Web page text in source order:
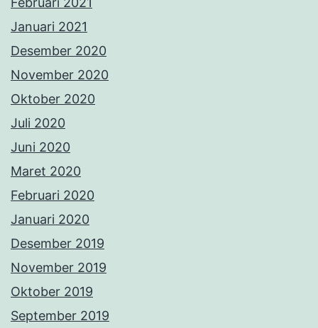
Januari 2021
Desember 2020
November 2020
Oktober 2020
Juli 2020
Juni 2020
Maret 2020
Februari 2020
Januari 2020
Desember 2019
November 2019
Oktober 2019
September 2019